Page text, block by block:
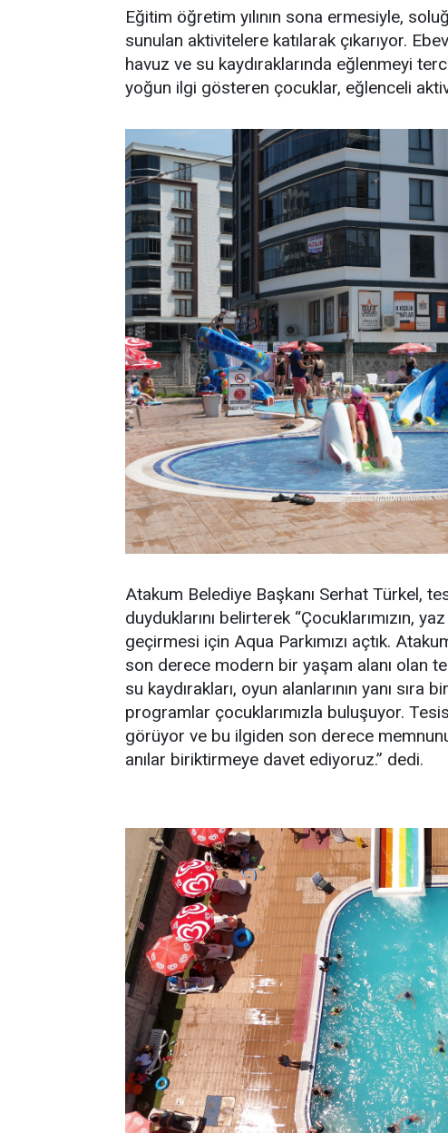
Eğitim öğretim yılının sona ermesiyle,
sunulan aktivitelere katılarak çıkarıyor.
havuz ve su kaydıraklarında eğlenmeyi
yoğun ilgi gösteren çocuklar, eğlenceli
Atakum Belediye Başkanı Serhat Türkel,
duyduklarını belirterek “Çocuklarımızın,
geçirmesi için Aqua Parkımızı açtık.
son derece modern bir yaşam alanı olan
su kaydırakları, oyun alanlarının yanı sıra
programlar çocuklarımızla buluşuyor.
görüyor ve bu ilgiden son derece
anılar biriktirmeye davet ediyoruz.” dedi.